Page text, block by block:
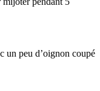
un peu d’oignon coupé